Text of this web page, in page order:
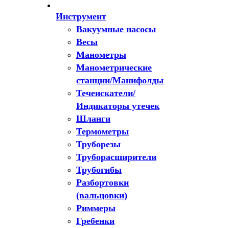
Инструмент
Вакуумные насосы
Весы
Манометры
Манометрические
станции/Манифолды
Течеискатели/
Индикаторы утечек
Шланги
Термометры
Труборезы
Труборасширители
Трубогибы
Разбортовки
(вальцовки)
Риммеры
Гребенки